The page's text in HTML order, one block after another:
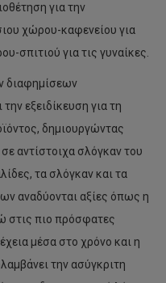
για την
χώρου-καφενείου για
σπιτιού για τις γυναίκες.
διαφημίσεων
εξειδίκευση για τη
δημιουργώντας
αντίστοιχα σλόγκαν του
τα σλόγκαν και τα
αναδύονται αξίες όπως η
στις πιο πρόσφατες
μέσα στο χρόνο και η
την ασύγκριτη